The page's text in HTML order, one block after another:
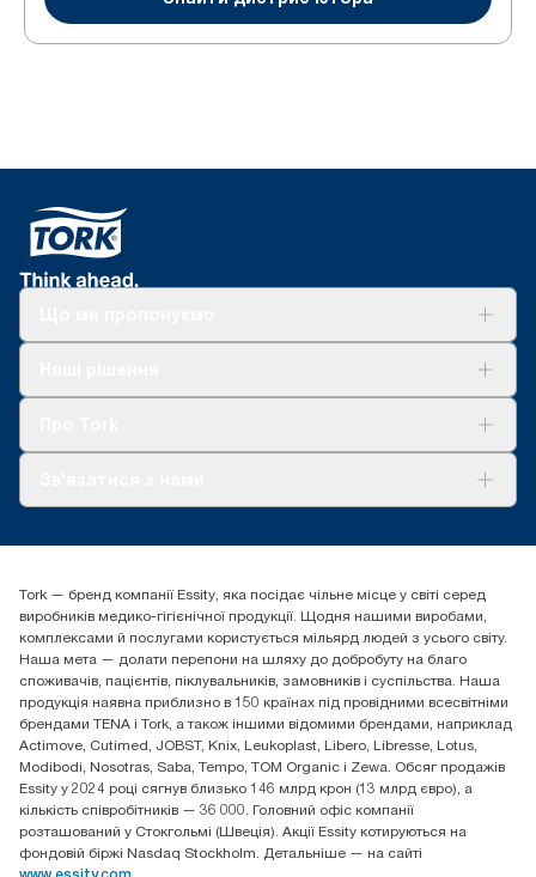
(+38) 044 490 55 66
Essity Україна
04071 м. Київ, вул. Григорія Сковороди 19,
Тел. +38 044 490 55 66
Tork — бренд компанії Essity, яка посідає чільне місце у світі серед
виробників медико-гігієнічної продукції. Щодня нашими виробами,
комплексами й послугами користується мільярд людей з усього світу.
Наша мета — долати перепони на шляху до добробуту на благо
споживачів, пацієнтів, піклувальників, замовників і суспільства. Наша
продукція наявна приблизно в 150 країнах під провідними всесвітніми
брендами TENA і Tork, а також іншими відомими брендами, наприклад
Actimove, Cutimed, JOBST, Knix, Leukoplast, Libero, Libresse, Lotus,
Modibodi, Nosotras, Saba, Tempo, TOM Organic і Zewa. Обсяг продажів
Essity у 2024 році сягнув близько 146 млрд крон (13 млрд євро), а
кількість співробітників — 36 000. Головний офіс компанії
розташований у Стокгольмі (Швеція). Акції Essity котируються на
фондовій біржі Nasdaq Stockholm. Детальніше — на сайті